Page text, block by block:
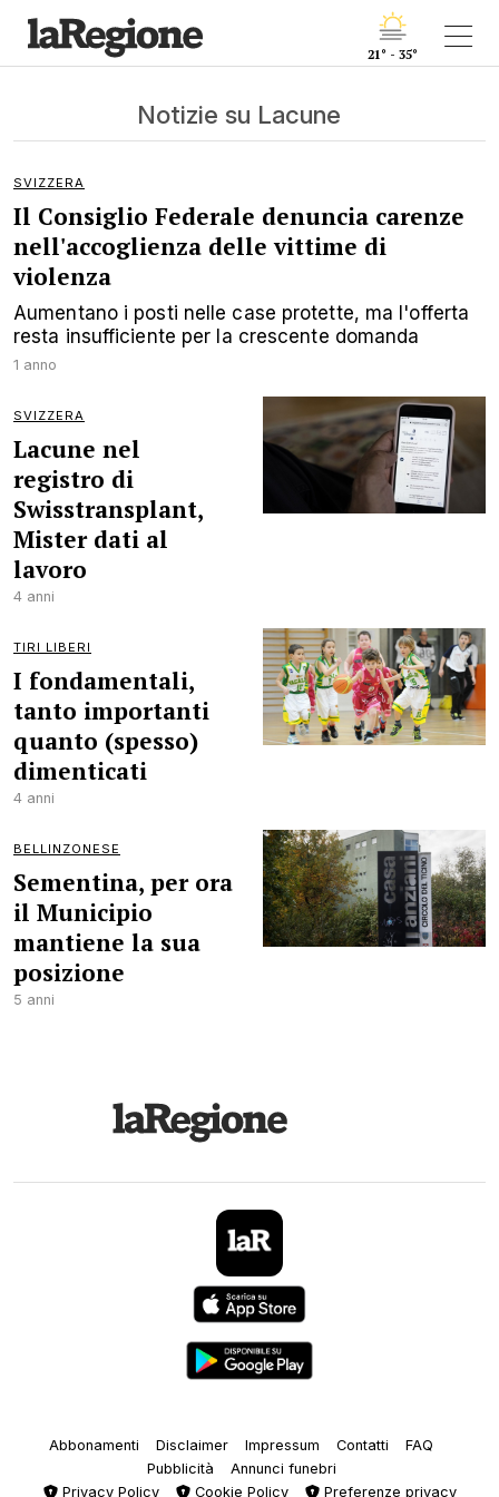
21° - 35°
Notizie su Lacune
SVIZZERA
Il Consiglio Federale denuncia carenze
nell'accoglienza delle vittime di
violenza
Aumentano i posti nelle case protette, ma l'offerta
resta insufficiente per la crescente domanda
1 anno
SVIZZERA
Lacune nel
registro di
Swisstransplant,
Mister dati al
lavoro
4 anni
TIRI LIBERI
I fondamentali,
tanto importanti
quanto (spesso)
dimenticati
4 anni
BELLINZONESE
Sementina, per ora
il Municipio
mantiene la sua
posizione
5 anni
Abbonamenti Disclaimer Impressum Contatti
FAQ
Pubblicità
Annunci funebri
Privacy Policy
Cookie Policy Preferenze privacy